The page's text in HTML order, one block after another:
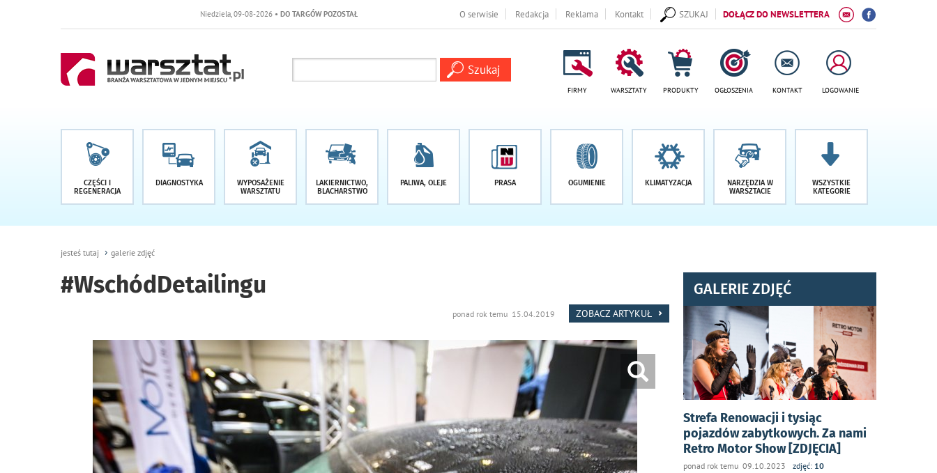
Niedziela, 09-08-2026• DO TARGÓW POZOSTAŁO -1 DNI O serwisie Redakcja Reklama Kontakt DOŁĄCZ DO NEWSLETTERA
SZUKAJ
FIRMY WARSZTATY PRODUKTY OGŁOSZENIA KONTAKT LOGOWANIE
CZĘŚCI I
REGENERACJA
DIAGNOSTYKA
WYPOSAŻENIE
WARSZTATU
LAKIERNICTWO,
BLACHARSTWO
PALIWA, OLEJE PRASA OGUMIENIE KLIMATYZACJA
NARZĘDZIA W
WARSZTACIE
WSZYSTKIE
KATEGORIE
jesteś tutaj galerie zdjęć
#WschódDetailingu
ponad rok temu 15.04.2019 ZOBACZ ARTYKUŁ
GALERIE ZDJĘĆ
Strefa Renowacji i tysiąc
pojazdów zabytkowych. Za nami
Retro Motor Show [ZDJĘCIA]
ponad rok temu 09.10.2023 zdjęć: 10